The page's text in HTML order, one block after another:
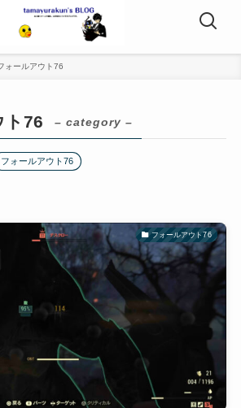
ォールアウト76
ト76 – category –
フォールアウト76
フォールアウト76